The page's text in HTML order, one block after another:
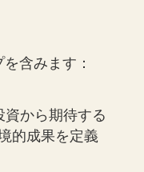
含みます：
資から期待する
的成果を定義